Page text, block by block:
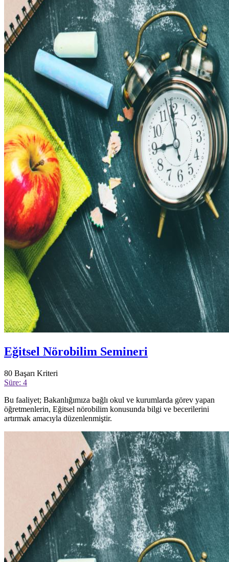
Eğitsel Nörobilim Semineri
80 Başarı Kriteri
Süre: 4
Bu faaliyet; Bakanlığımıza bağlı okul ve kurumlarda görev yapan
öğretmenlerin, Eğitsel nörobilim konusunda bilgi ve becerilerini
artırmak amacıyla düzenlenmiştir.